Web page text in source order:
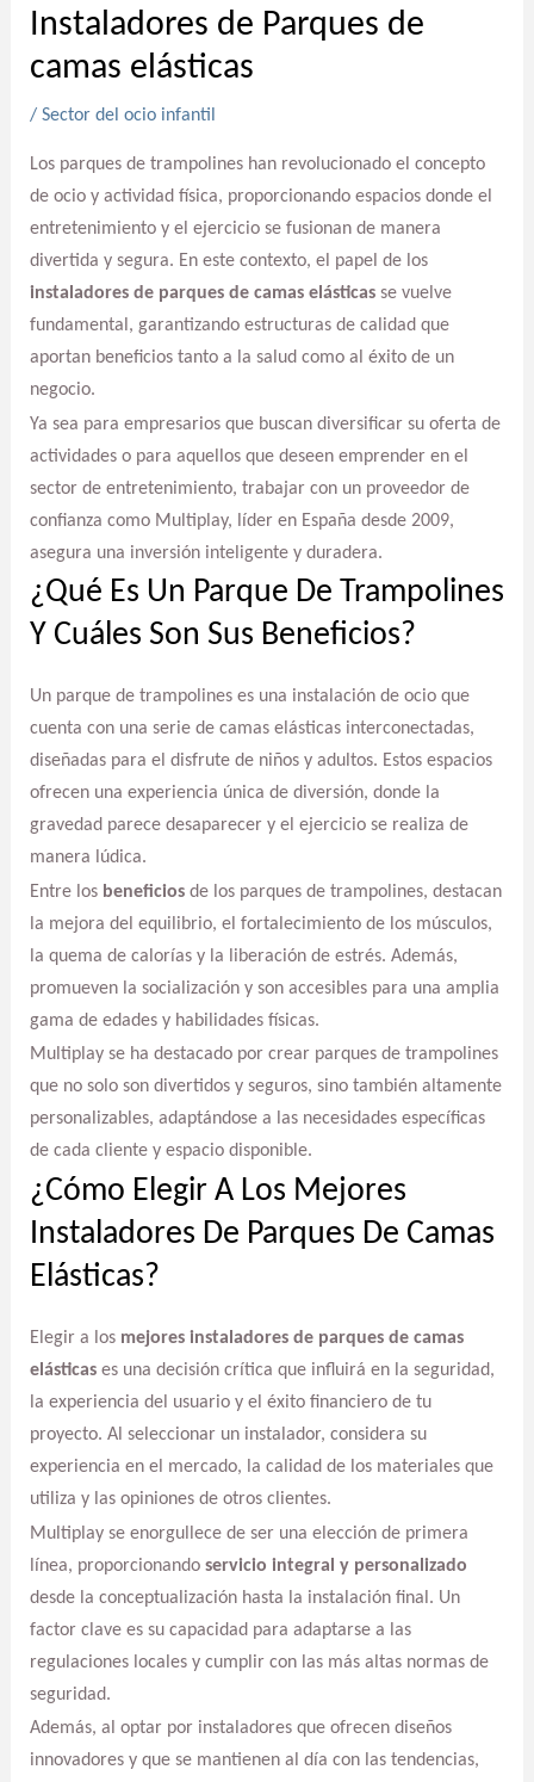
Instaladores de Parques de
camas elásticas
/ Sector del ocio infantil
Los parques de trampolines han revolucionado el concepto
de ocio y actividad física, proporcionando espacios donde el
entretenimiento y el ejercicio se fusionan de manera
divertida y segura. En este contexto, el papel de los
instaladores de parques de camas elásticasse vuelve
fundamental, garantizando estructuras de calidad que
aportan beneficios tanto a la salud como al éxito de un
negocio.
Ya sea para empresarios que buscan diversificar su oferta de
actividades o para aquellos que deseen emprender en el
sector de entretenimiento, trabajar con un proveedor de
confianza como Multiplay, líder en España desde 2009,
asegura una inversión inteligente y duradera.
¿Qué Es Un Parque De Trampolines
Y Cuáles Son Sus Beneficios?
Un parque de trampolines es una instalación de ocio que
cuenta con una serie de camas elásticas interconectadas,
diseñadas para el disfrute de niños y adultos. Estos espacios
ofrecen una experiencia única de diversión, donde la
gravedad parece desaparecer y el ejercicio se realiza de
manera lúdica.
Entre los beneficiosde los parques de trampolines, destacan
la mejora del equilibrio, el fortalecimiento de los músculos,
la quema de calorías y la liberación de estrés. Además,
promueven la socialización y son accesibles para una amplia
gama de edades y habilidades físicas.
Multiplay se ha destacado por crear parques de trampolines
que no solo son divertidos y seguros, sino también altamente
personalizables, adaptándose a las necesidades específicas
de cada cliente y espacio disponible.
¿Cómo Elegir A Los Mejores
Instaladores De Parques De Camas
Elásticas?
Elegir a los mejores instaladores de parques de camas
elásticases una decisión crítica que influirá en la seguridad,
la experiencia del usuario y el éxito financiero de tu
proyecto. Al seleccionar un instalador, considera su
experiencia en el mercado, la calidad de los materiales que
utiliza y las opiniones de otros clientes.
Multiplay se enorgullece de ser una elección de primera
línea, proporcionando servicio integral y personalizado
desde la conceptualización hasta la instalación final. Un
factor clave es su capacidad para adaptarse a las
regulaciones locales y cumplir con las más altas normas de
seguridad.
Además, al optar por instaladores que ofrecen diseños
innovadores y que se mantienen al día con las tendencias,